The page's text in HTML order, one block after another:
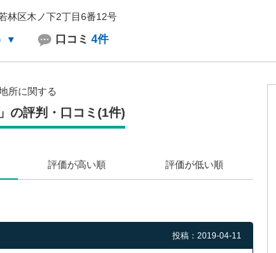
林区木ノ下2丁目6番12号
▼ 口コミ 4件
所に関する
の評判・口コミ(1件)
評価が高い順 評価が低い順
投稿：2019-04-11